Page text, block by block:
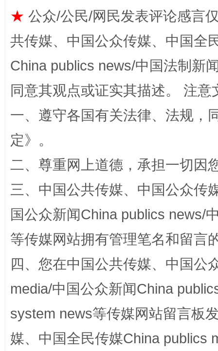
国家大学科技园优化重塑工作
★ 公众/公民/网民发表评论感言
共传媒、中国公众传媒、中国全
China publics news/中国法制新
同意其观点或证实其描述。 注
一、遵守各国有关法律、法规，
定》。
二、尊重网上道德，承担一切因
三、中国公共传媒、中国公众传
国公众新闻China publics news/
等传媒网站拥有管理笔名和留言
四、您在中国公共传媒、中国公
media/中国公众新闻China
system news等传媒网站留言板
媒、中国全民传媒China publics